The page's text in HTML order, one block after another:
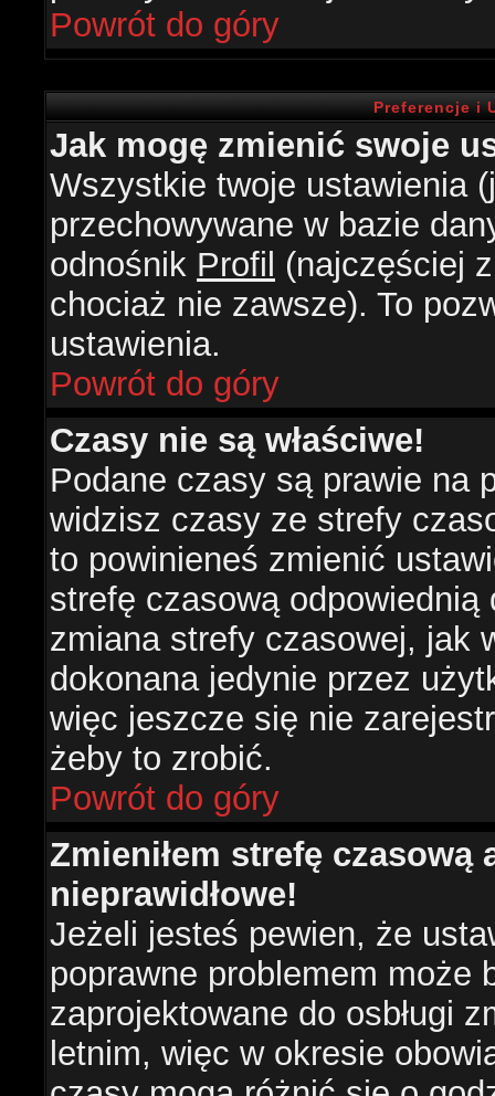
Powrót do góry
Preferencje i
Jak mogę zmienić swoje
Wszystkie twoje ustawienia
przechowywane w bazie
odnośnik Profil (najczęściej
chociaż nie zawsze). To
ustawienia.
Powrót do góry
Czasy nie są właściwe!
Podane czasy są prawie na
widzisz czasy ze strefy
to powinieneś zmienić
strefę czasową
zmiana strefy czasowej, jak
dokonana jedynie przez
więc jeszcze się nie
żeby to zrobić.
Powrót do góry
Zmieniłem strefę czasową
nieprawidłowe!
Jeżeli jesteś pewien, że
poprawne problemem może
zaprojektowane do osbługi
letnim, więc w okresie